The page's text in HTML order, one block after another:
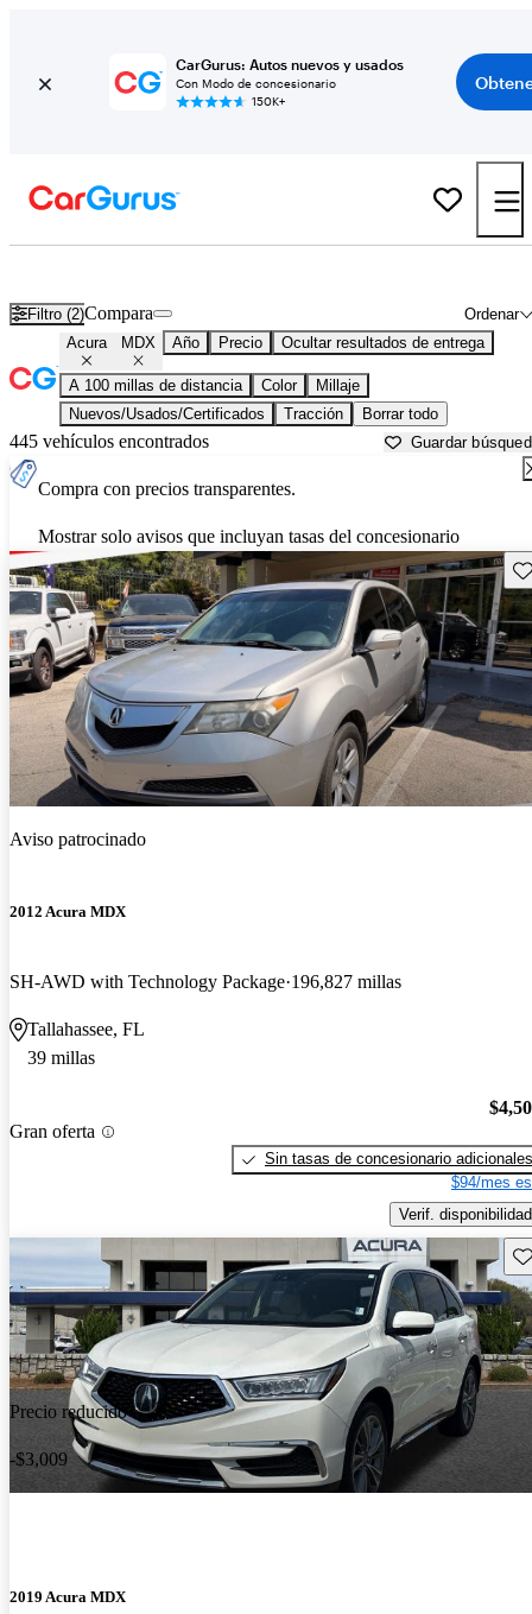
CarGurus: Autos nuevos y usados
Con Modo de concesionario
150K+
Filtro (2) Ordenar
Compara
Acura MDX Año Precio Ocultar resultados de entrega
A 100 millas de distancia Color
Millaje
Nuevos/Usados/Certificados
Tracción Borrar todo
445 vehículos encontrados Guardar
Compra con precios transparentes.
Mostrar solo avisos que incluyan tasas del concesionario
Aviso patrocinado
2012 Acura MDX
SH-AWD with Technology Package 196,827 millas
Tallahassee, FL
39 millas
Gran oferta
Sin tasas de concesionario adicionales
$94/mes
Verif. disponibilidad
Precio reducido
-$3,009
2019 Acura MDX